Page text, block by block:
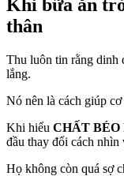
Khi bữa ăn
thân
Thu luôn tin rằng dinh
lắng.
Nó nên là cách giúp
Khi hiểu CHẤT
đầu thay đổi cách nhìn
Họ không còn quá sợ